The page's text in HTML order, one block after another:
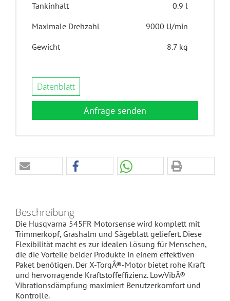
Tankinhalt
0.9 l
Maximale Drehzahl
9000 U/min
Gewicht
8.7 kg
Datenblatt
Anfrage senden
Beschreibung
Die Husqvarna 545FR Motorsense wird komplett mit
Trimmerkopf, Grashalm und Sägeblatt geliefert. Diese
Flexibilität macht es zur idealen Lösung für Menschen,
die die Vorteile beider Produkte in einem effektiven
Paket benötigen. Der X-TorqÂ®-Motor bietet rohe Kraft
und hervorragende Kraftstoffeffizienz. LowVibÂ®
Vibrationsdämpfung maximiert Benutzerkomfort und
Kontrolle.